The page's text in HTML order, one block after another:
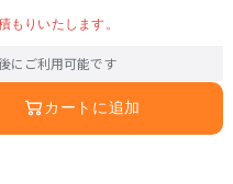
もりいたします。
にご利用可能です
カートに追加